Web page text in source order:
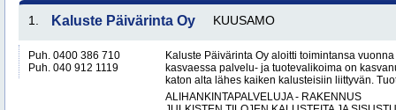
1. Kaluste Päivärinta Oy KUUSAMO
Puh. 0400 386 710
Puh. 040 912 1119
Kaluste Päivärinta Oy aloitti toimintansa
kasvaessa palvelu- ja tuotevalikoima on
katon alta lähes kaiken kalusteisiin liittyvän.
ALIHANKINTAPALVELUJA - RAKENNUS